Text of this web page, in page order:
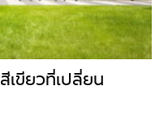
ขียวที่เปลี่ยน